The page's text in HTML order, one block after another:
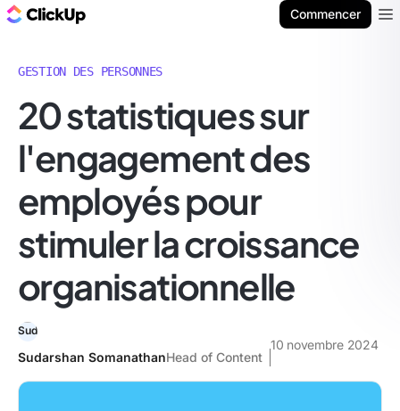
Commencer
GESTION DES PERSONNES
20 statistiques sur
l'engagement des
employés pour
stimuler la croissance
organisationnelle
Sudarshan SomanathanHead of Content
10 novembre 2024